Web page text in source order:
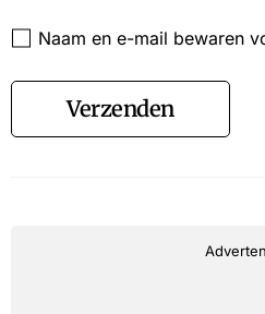
Naam en e-mail bewaren
Verzenden